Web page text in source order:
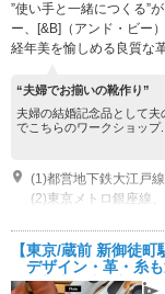
”使い手と一緒につくる”
ー、[&B]（アンド・ビー
経年美を愉しめる良質な
“夫婦でお揃いの靴作り”
夫婦の結婚記念品として
でこちらのワークショップ...
(1)都営地下鉄大江戸
(2)東京メトロ銀座線
営業時間：10:00～
休業日：不定休（イ
駐車場なし 近隣のコ
【東京/蔵前 新御徒
デザイン・革・糸も
り 初心者大歓迎 ＜